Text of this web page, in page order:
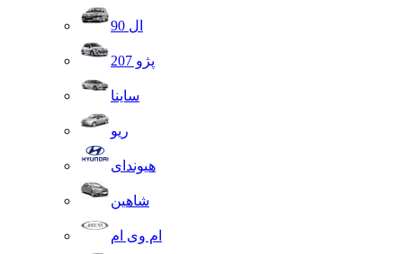
ال 90
پژو 207
ساینا
ریو
هیوندای
شاهین
ام وی ام